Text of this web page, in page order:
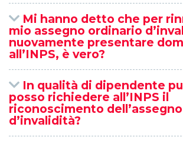
Mi hanno detto che per
mio assegno ordinario
nuovamente presentare
all’INPS, è vero?
In qualità di dipendente
posso richiedere all’INPS il
riconoscimento
d’invalidità?